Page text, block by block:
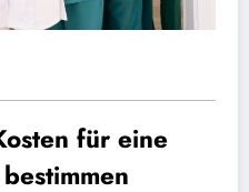
für eine